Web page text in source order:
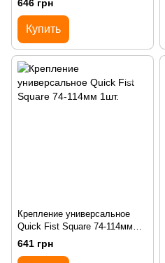
646 грн
Купить
Крепление универсальное
Quick Fist Square 74-114мм
1шт.
641 грн